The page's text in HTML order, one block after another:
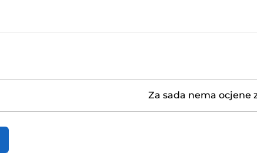
Za sada nema ocjene